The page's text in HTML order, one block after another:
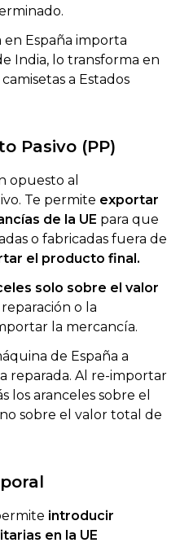
en España importa
India, lo transforma en
a Estados
Pasivo (PP)
opuesto al
Te permite exportar
de la UE para que
o fabricadas fuera de
el producto final.
solo sobre el valor
o la
la mercancía.
de España a
reparada. Al re-importar
los aranceles sobre el
sobre el valor total de
introducir
en la UE